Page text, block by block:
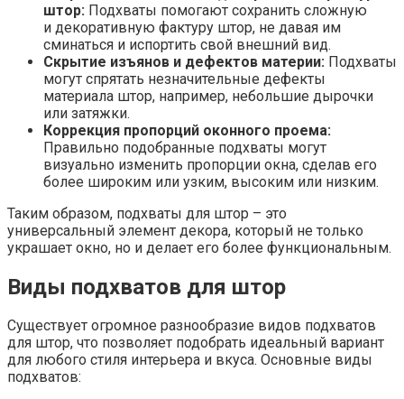
штор: Подхваты помогают сохранить сложную
и декоративную фактуру штор, не давая им
сминаться и испортить свой внешний вид.
Скрытие изъянов и дефектов материи: Подхваты
могут спрятать незначительные дефекты
материала штор, например, небольшие дырочки
или затяжки.
Коррекция пропорций оконного проема:
Правильно подобранные подхваты могут
визуально изменить пропорции окна, сделав его
более широким или узким, высоким или низким.
Таким образом, подхваты для штор – это
универсальный элемент декора, который не только
украшает окно, но и делает его более функциональным.
Виды подхватов для штор
Существует огромное разнообразие видов подхватов
для штор, что позволяет подобрать идеальный вариант
для любого стиля интерьера и вкуса. Основные виды
подхватов: